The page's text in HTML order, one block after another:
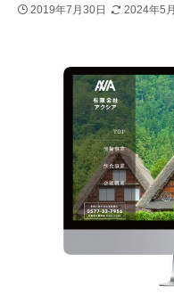
2019年7月30日 2024年5